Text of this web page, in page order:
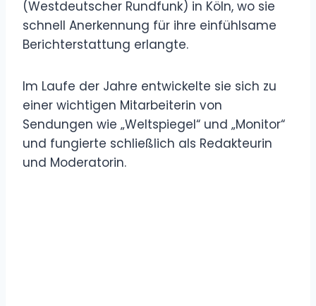
(Westdeutscher Rundfunk) in Köln, wo sie
schnell Anerkennung für ihre einfühlsame
Berichterstattung erlangte.
Im Laufe der Jahre entwickelte sie sich zu
einer wichtigen Mitarbeiterin von
Sendungen wie „Weltspiegel“ und „Monitor“
und fungierte schließlich als Redakteurin
und Moderatorin.